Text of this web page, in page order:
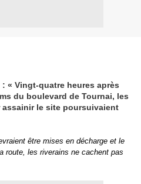
Vingt-quatre heures après
du boulevard de Tournai, les
le site poursuivaient
être mises en décharge et le
route, les riverains ne cachent pas